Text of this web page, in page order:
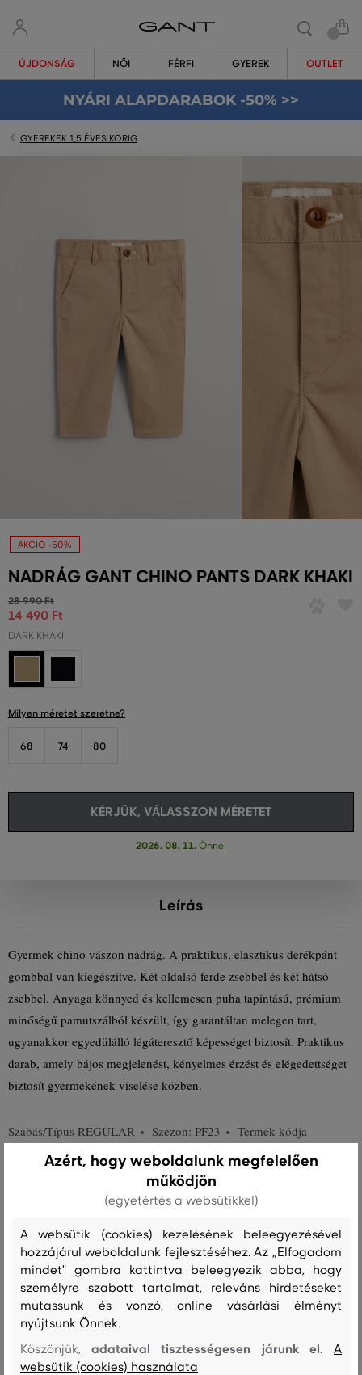
ÚJDONSÁG NŐI FÉRFI GYEREK OUTLET
NYÁRI ALAPDARABOK -50% >>
GYEREKEK 1,5 ÉVES KORIG
AKCIÓ -50%
NADRÁG GANT CHINO PANTS DARK KHAKI
28 990 Ft
14 490 Ft
DARK KHAKI
Milyen méretet szeretne?
68 74 80
KÉRJÜK, VÁLASSZON MÉRETET
2026. 08. 11. Önnél
Leírás
Gyermek chino vászon nadrág. A praktikus, elasztikus derékpánt
gombbal van kiegészítve. Két oldalsó ferde zsebbel és két hátsó
zsebbel. Anyaga könnyed és kellemesen puha tapintású, prémium
minőségű pamutszálból készült, így garantáltan melegen tart,
ugyanakkor egyedülálló légáteresztő képességet biztosít. Praktikus
darab, amely bájos megjelenést, kényelmes érzést és elégedettséget
biztosít gyermekének viselése közben.
Szabás/Típus REGULAR Szezon: PF23
Termék kódja
515003-423-GN-248
Összetétel
felső anyag
PAMUT ELASZTÁN
Kezelési útmutató
Azért, hogy weboldalunk megfelelően
működjön
(egyetértés a websütikkel)
A websütik (cookies) kezelésének beleegyezésével
hozzájárul weboldalunk fejlesztéséhez. Az „Elfogadom
mindet" gombra kattintva beleegyezik abba, hogy
személyre szabott tartalmat, releváns hirdetéseket
mutassunk és vonzó, online vásárlási élményt
nyújtsunk Önnek.
Köszönjük,adataival tisztességesen járunk el.A
websütik (cookies) használata